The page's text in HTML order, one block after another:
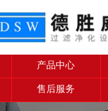
产品中心
售后服务